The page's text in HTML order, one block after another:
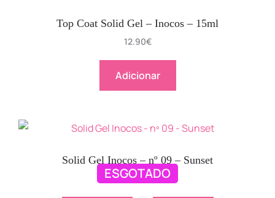
Top Coat Solid Gel – Inocos – 15ml
12.90€
Adicionar
ESGOTADO
Solid Gel Inocos – nº 09 – Sunset
9.90 €